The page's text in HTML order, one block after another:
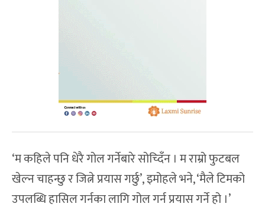
‘म कहिले पनि धेरै गोल गर्नेबारे सोच्दिँन । म राम्रो फुटबल
खेल्न चाहन्छु र जित्ने प्रयास गर्छु’, इमोहले भने, ‘मैले टिमको
उपलब्धि हासिल गर्नका लागि गोल गर्न प्रयास गर्ने हो ।’